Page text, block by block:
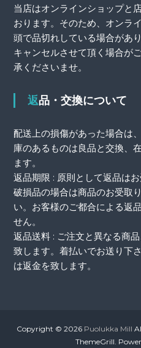
当店はオンラインショップと
おります。そのため、オンラ
頭で品切れしている場合があ
キャンセルさせて頂く場合が
承くださいませ。
返品・交換について
配送上の損傷があった場合は
庫のあるものは良品と交換、
ます。
返品期限 : 原則として返品は
破損品の場合は商品のお受取
い。お客様のご都合による返
せん。
返品送料 : ご注文と異なる商
致します。着払いでお送り下
は返金を致します。
Copyright © 2026 Puolukka Mill
ThemeGrill.